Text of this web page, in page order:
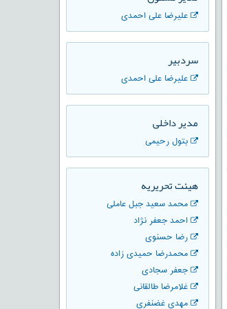
علیرضا علی احمدی
سردبیر
علیرضا علی احمدی
مدیر داخلی
بتول رحیمی
هیئت تحریریه
محمد سعید جبل عاملی
احمد جعفر نژاد
رضا حسنوی
محمدرضا حمیدی زاده
جعفر سجادی
غلامرضا طالقانی
مهدی غضنفری